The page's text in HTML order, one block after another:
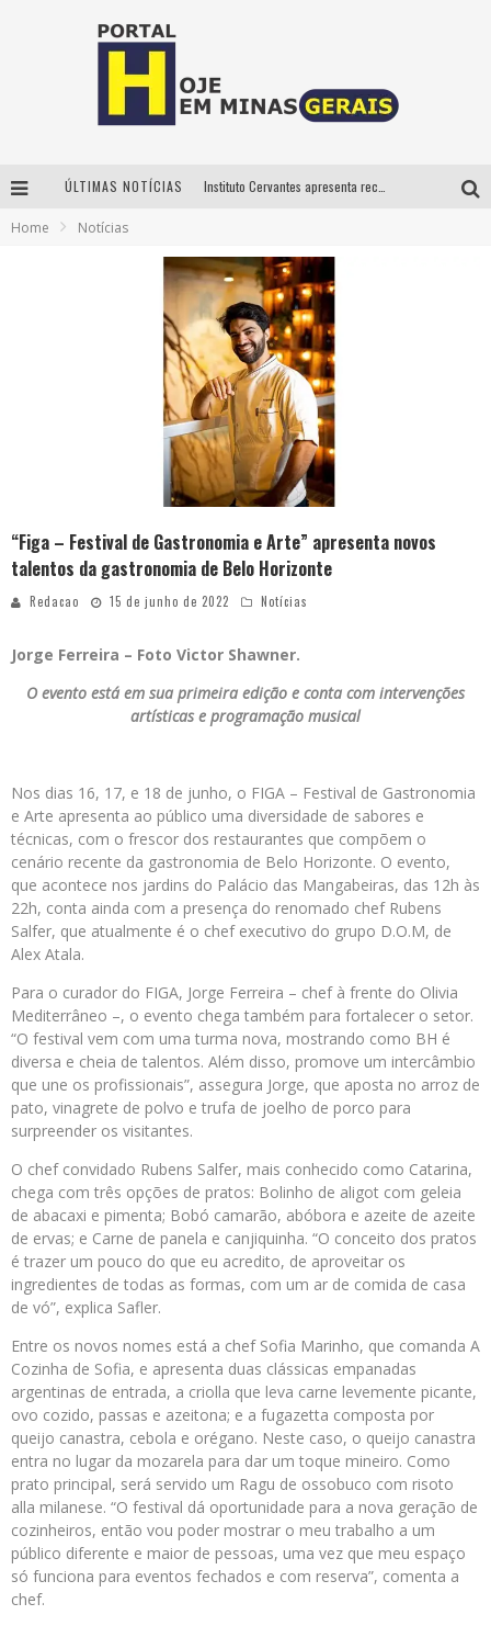
ÚLTIMAS NOTÍCIAS
Home Notícias
“Figa – Festival de Gastronomia e Arte” apresenta novos
talentos da gastronomia de Belo Horizonte
Redacao 15 de junho de 2022 Notícias
Jorge Ferreira – Foto Victor Shawner.
O evento está em sua primeira edição e conta com intervenções
artísticas e programação musical
Nos dias 16, 17, e 18 de junho, o FIGA – Festival de Gastronomia
e Arte apresenta ao público uma diversidade de sabores e
técnicas, com o frescor dos restaurantes que compõem o
cenário recente da gastronomia de Belo Horizonte. O evento,
que acontece nos jardins do Palácio das Mangabeiras, das 12h às
22h, conta ainda com a presença do renomado chef Rubens
Salfer, que atualmente é o chef executivo do grupo D.O.M, de
Alex Atala.
Para o curador do FIGA, Jorge Ferreira – chef à frente do Olivia
Mediterrâneo –, o evento chega também para fortalecer o setor.
“O festival vem com uma turma nova, mostrando como BH é
diversa e cheia de talentos. Além disso, promove um intercâmbio
que une os profissionais”, assegura Jorge, que aposta no arroz de
pato, vinagrete de polvo e trufa de joelho de porco para
surpreender os visitantes.
O chef convidado Rubens Salfer, mais conhecido como Catarina,
chega com três opções de pratos: Bolinho de aligot com geleia
de abacaxi e pimenta; Bobó camarão, abóbora e azeite de azeite
de ervas; e Carne de panela e canjiquinha. “O conceito dos pratos
é trazer um pouco do que eu acredito, de aproveitar os
ingredientes de todas as formas, com um ar de comida de casa
de vó”, explica Safler.
Entre os novos nomes está a chef Sofia Marinho, que comanda A
Cozinha de Sofia, e apresenta duas clássicas empanadas
argentinas de entrada, a criolla que leva carne levemente picante,
ovo cozido, passas e azeitona; e a fugazetta composta por
queijo canastra, cebola e orégano. Neste caso, o queijo canastra
entra no lugar da mozarela para dar um toque mineiro. Como
prato principal, será servido um Ragu de ossobuco com risoto
alla milanese. “O festival dá oportunidade para a nova geração de
cozinheiros, então vou poder mostrar o meu trabalho a um
público diferente e maior de pessoas, uma vez que meu espaço
só funciona para eventos fechados e com reserva”, comenta a
chef.